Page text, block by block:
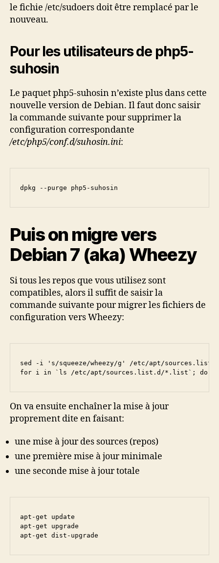
le fichie /etc/sudoers doit être remplacé par le
nouveau.
Pour les utilisateurs de php5-
suhosin
Le paquet php5-suhosin n’existe plus dans cette
nouvelle version de Debian. Il faut donc saisir
la commande suivante pour supprimer la
configuration correspondante
/etc/php5/conf.d/suhosin.ini:
dpkg --purge php5-suhosin
Puis on migre vers
Debian 7 (aka) Wheezy
Si tous les repos que vous utilisez sont
compatibles, alors il suffit de saisir la
commande suivante pour migrer les fichiers de
configuration vers Wheezy:
sed -i 's/squeeze/wheezy/g' /etc/apt/sources.list
for i in `ls /etc/apt/sources.list.d/*.list`; do sed
On va ensuite enchaîner la mise à jour
proprement dite en faisant:
une mise à jour des sources (repos)
une première mise à jour minimale
une seconde mise à jour totale
apt-get update
apt-get upgrade
apt-get dist-upgrade